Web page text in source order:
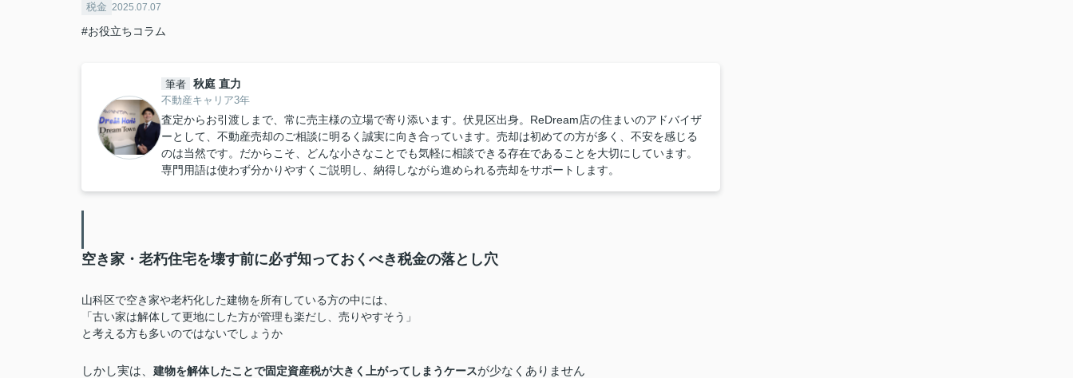
税金 2025.07.07
#お役立ちコラム
筆者 秋庭 直力
不動産キャリア3年
査定からお引渡しまで、常に売主様の立場で寄り添います。伏見区出身。ReDream店の住まいのアドバイザ
ーとして、不動産売却のご相談に明るく誠実に向き合っています。売却は初めての方が多く、不安を感じる
のは当然です。だからこそ、どんな小さなことでも気軽に相談できる存在であることを大切にしています。
専門用語は使わず分かりやすくご説明し、納得しながら進められる売却をサポートします。
空き家・老朽住宅を壊す前に必ず知っておくべき税金の落とし穴
山科区で空き家や老朽化した建物を所有している方の中には、
「古い家は解体して更地にした方が管理も楽だし、売りやすそう」
と考える方も多いのではないでしょうか
しかし実は、 建物を解体したことで固定資産税が大きく上がってしまうケースが少なくありません